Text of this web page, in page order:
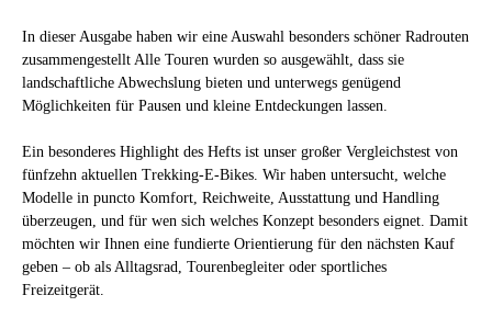
In dieser Ausgabe haben wir eine Auswahl besonders schöner Radrouten
zusammengestellt Alle Touren wurden so ausgewählt, dass sie
landschaftliche Abwechslung bieten und unterwegs genügend
Möglichkeiten für Pausen und kleine Entdeckungen lassen.
Ein besonderes Highlight des Hefts ist unser großer Vergleichstest von
fünfzehn aktuellen Trekking-E-Bikes. Wir haben untersucht, welche
Modelle in puncto Komfort, Reichweite, Ausstattung und Handling
überzeugen, und für wen sich welches Konzept besonders eignet. Damit
möchten wir Ihnen eine fundierte Orientierung für den nächsten Kauf
geben – ob als Alltagsrad, Tourenbegleiter oder sportliches
Freizeitgerät.